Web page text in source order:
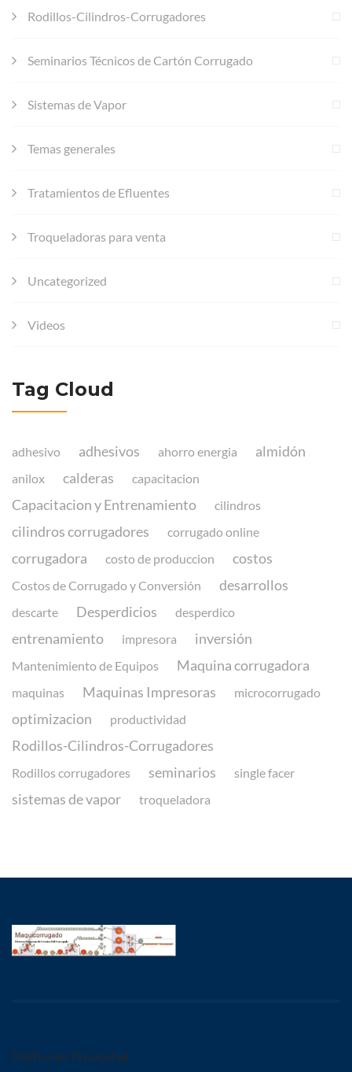
Rodillos-Cilindros-Corrugadores
Seminarios Técnicos de Cartón Corrugado
Sistemas de Vapor
Temas generales
Tratamientos de Efluentes
Troqueladoras para venta
Uncategorized
Videos
Tag Cloud
adhesivo adhesivos ahorro energia almidón
anilox calderas capacitacion
Capacitacion y Entrenamiento cilindros
cilindros corrugadores corrugado online
corrugadora costo de produccion costos
Costos de Corrugado y Conversión desarrollos
descarte Desperdicios desperdico
entrenamiento impresora inversión
Mantenimiento de Equipos Maquina corrugadora
maquinas Maquinas Impresoras microcorrugado
optimizacion productividad
Rodillos-Cilindros-Corrugadores
Rodillos corrugadores seminarios single facer
sistemas de vapor troqueladora
Política de Privacidad